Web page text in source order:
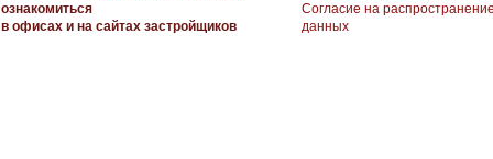
ознакомиться
в офисах и на сайтах застройщиков
Согласие на
данных